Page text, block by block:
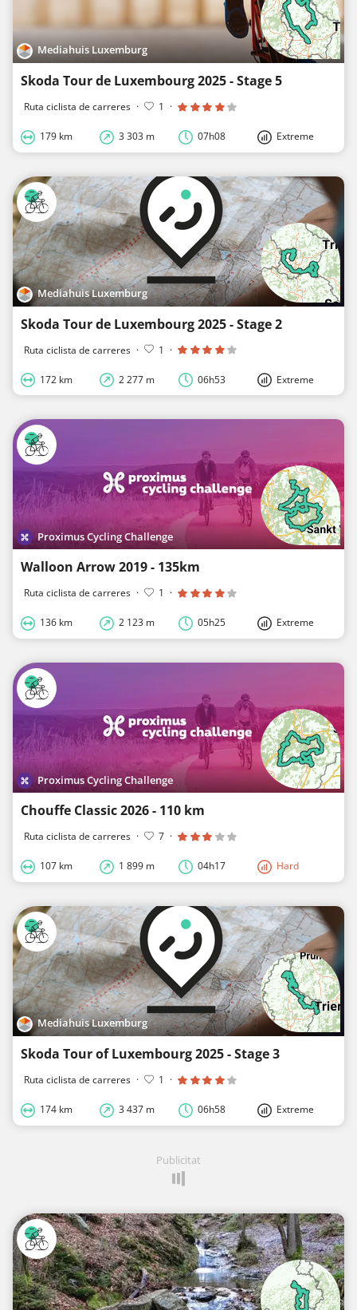
Mediahuis Luxemburg
Skoda Tour de Luxembourg 2025 - Stage 5
Ruta ciclista de carreres · 1 ·
179 km 3 303 m 07h08 Extreme
Mediahuis Luxemburg
Skoda Tour de Luxembourg 2025 - Stage 2
Ruta ciclista de carreres · 1 ·
172 km 2 277 m 06h53 Extreme
Proximus Cycling Challenge
Walloon Arrow 2019 - 135km
Ruta ciclista de carreres · 1 ·
136 km 2 123 m 05h25 Extreme
Proximus Cycling Challenge
Chouffe Classic 2026 - 110 km
Ruta ciclista de carreres · 7 ·
107 km 1 899 m 04h17 Hard
Mediahuis Luxemburg
Skoda Tour of Luxembourg 2025 - Stage 3
Ruta ciclista de carreres · 1 ·
174 km 3 437 m 06h58 Extreme
Publicitat